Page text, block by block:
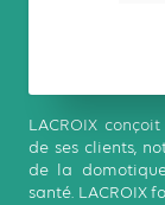
LACROIX
de ses clients,
de la
santé. LACROIX